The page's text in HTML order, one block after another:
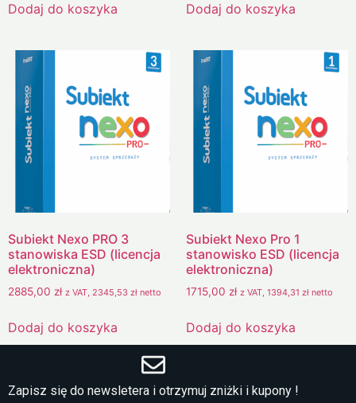
Dodaj do koszyka Dodaj do koszyka
Subiekt Nexo PRO 3
stanowiska ESD (licencja
elektroniczna)
2885,00 zł z VAT, 2345,53 zł netto
Dodaj do koszyka
Subiekt Nexo Pro 1
stanowisko ESD (licencja
elektroniczna)
1715,00 zł z VAT, 1394,31 zł netto
Dodaj do koszyka
Zapisz się do newsletera i otrzymuj zniżki i kupony !